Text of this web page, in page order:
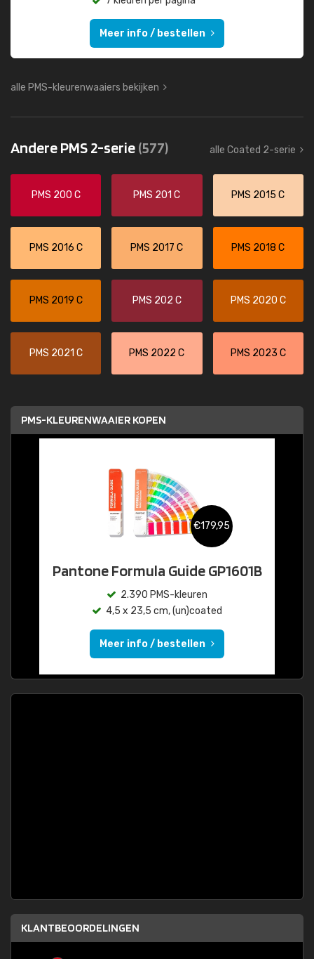
Meer info / bestellen
alle PMS-kleurenwaaiers bekijken
Andere PMS 2-serie(577) alle Coated 2-serie
PMS 200 C PMS 201 C PMS 2015 C
PMS 2016 C PMS 2017 C PMS 2018 C
PMS 2019 C PMS 202 C PMS 2020 C
PMS 2021 C PMS 2022 C PMS 2023 C
PMS-KLEURENWAAIER KOPEN
€179,95
Pantone Formula Guide GP1601B
2.390 PMS-kleuren
4,5 x 23,5 cm, (un)coated
Meer info / bestellen
KLANTBEOORDELINGEN